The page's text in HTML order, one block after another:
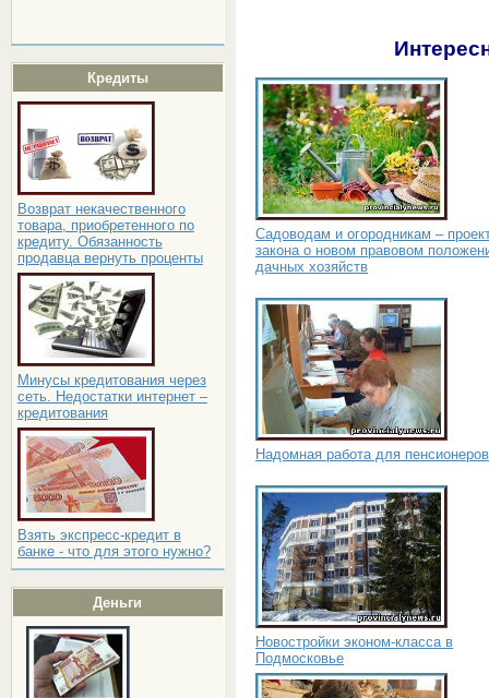
Кредиты
Возврат некачественного
товара, приобретенного по
кредиту. Обязанность
продавца вернуть проценты
Минусы кредитования через
сеть. Недостатки интернет –
кредитования
Взять экспресс-кредит в
банке - что для этого нужно?
Деньги
Садоводам и огородникам –
закона о новом правовом
дачных хозяйств
Надомная работа для пенсионеров
Новостройки эконом-класса в
Подмосковье